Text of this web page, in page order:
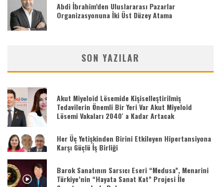
Abdi İbrahim’den Uluslararası Pazarlar
Organizasyonuna İki Üst Düzey Atama
SON YAZILAR
Akut Miyeloid Lösemide Kişiselleştirilmiş
Tedavilerin Önemli Bir Yeri Var Akut Miyeloid
Lösemi Vakaları 2040′ a Kadar Artacak
Her Üç Yetişkinden Birini Etkileyen Hipertansiyona
Karşı Güçlü İş Birliği
Barok Sanatının Sarsıcı Eseri “Medusa”, Menarini
Türkiye’nin “Hayata Sanat Kat” Projesi İle